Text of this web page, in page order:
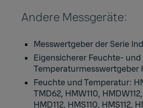
Andere Messgeräte:
Messwertgeber der Serie
Eigensicherer Feuchte- und
Temperaturmesswertgeber
Feuchte und Temperatur:
TMD62, HMW110,
HMD112, HMS110, HMS112,